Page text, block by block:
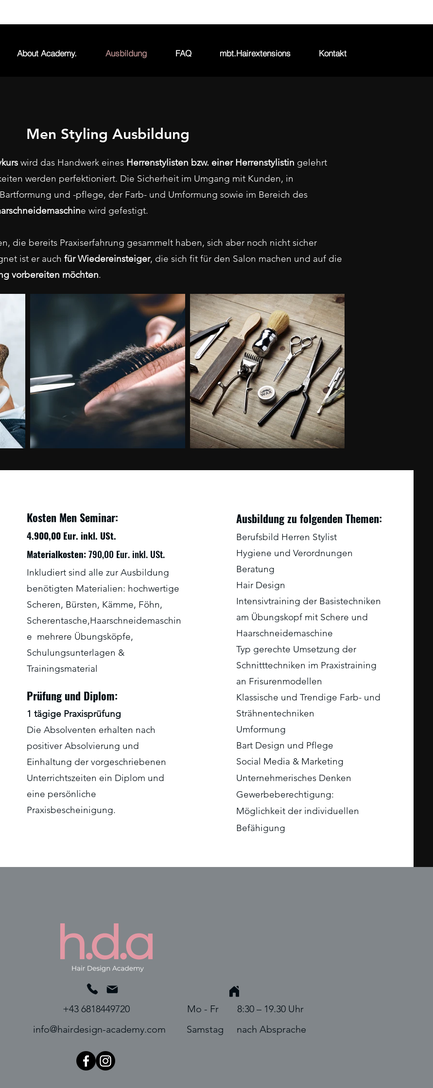
About Academy. Ausbildung FAQ mbt.Hairextensions Kontakt
Men Styling Ausbildung
wird das Handwerk eines Herrenstylisten bzw. einer Herrenstylistin gelehrt
werden perfektioniert. Die Sicherheit im Umgang mit Kunden, in
und -pflege, der Farb- und Umformung sowie im Bereich des
e wird gefestigt.
die bereits Praxiserfahrung gesammelt haben, sich aber noch nicht sicher
ist er auch für Wiedereinsteiger, die sich fit für den Salon machen und auf die
vorbereiten möchten.
Kosten Men Seminar:
4.900,00 Eur. inkl. USt.
Materialkosten:790,00 Eur. inkl. USt.
Inkludiert sind alle zur Ausbildung
benötigten Materialien: hochwertige
Scheren, Bürsten, Kämme, Föhn,
Scherentasche,Haarschneidemaschin
e mehrere Übungsköpfe,
Schulungsunterlagen &
Trainingsmaterial
Prüfung und Diplom:
1 tägige Praxisprüfung
Die Absolventen erhalten nach
positiver Absolvierung und
Einhaltung der vorgeschriebenen
Unterrichtszeiten ein Diplom und
eine persönliche
Praxisbescheinigung.
Ausbildung zu folgenden Themen:
Berufsbild Herren Stylist
Hygiene und Verordnungen
Beratung
Hair Design
Intensivtraining der Basistechniken
am Übungskopf mit Schere und
Haarschneidemaschine
Typ gerechte Umsetzung der
Schnitttechniken im Praxistraining
an Frisurenmodellen
Klassische und Trendige Farb- und
Strähnentechniken
Umformung
Bart Design und Pflege
Social Media & Marketing
Unternehmerisches Denken
Gewerbeberechtigung:
Möglichkeit derindividuellen
Befähigung
+43 6818449720
info@hairdesign-academy.com
Mo - Fr
8:30 – 19.30 Uhr
Samstag
nach Absprache